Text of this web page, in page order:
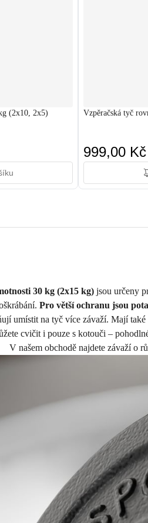
(2x10, 2x5) Vzpěračská tyč
999,00 Kč
30 kg (2x15 kg) jsou určeny
Pro větší ochranu jsou
umístit na tyč více závaží. Mají
cvičit i pouze s kotouči –
V našem obchodě najdete závaží o